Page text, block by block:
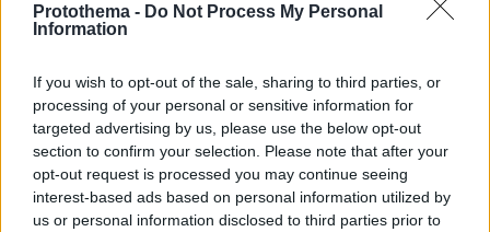
Protothema - Do Not Process My Personal
Information
If you wish to opt-out of the sale, sharing to third parties, or
processing of your personal or sensitive information for
targeted advertising by us, please use the below opt-out
section to confirm your selection. Please note that after your
opt-out request is processed you may continue seeing
interest-based ads based on personal information utilized by
us or personal information disclosed to third parties prior to